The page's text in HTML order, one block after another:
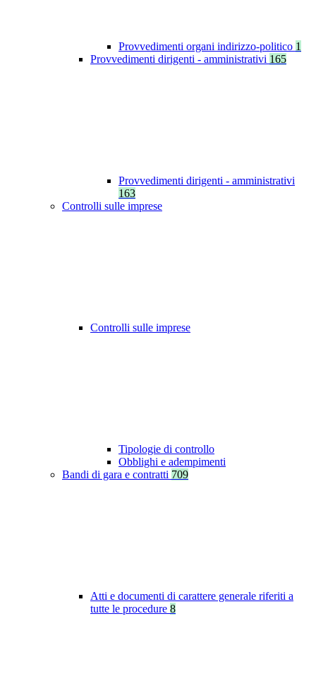
Provvedimenti organi indirizzo-politico 1
Provvedimenti dirigenti - amministrativi 165
Provvedimenti dirigenti - amministrativi
163
Controlli sulle imprese
Controlli sulle imprese
Tipologie di controllo
Obblighi e adempimenti
Bandi di gara e contratti 709
Atti e documenti di carattere generale riferiti a
tutte le procedure 8